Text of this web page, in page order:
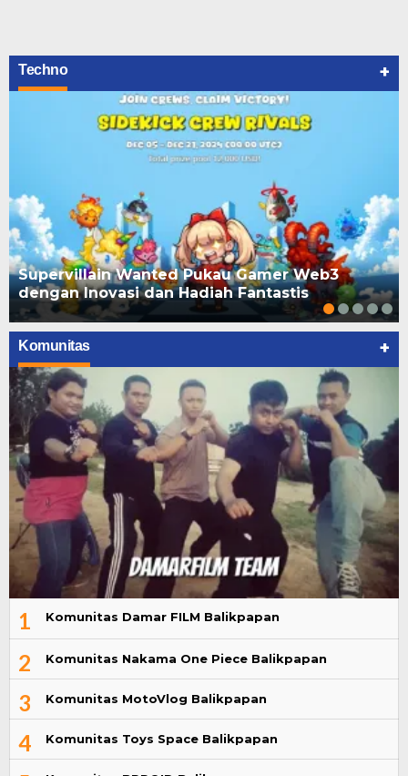
Techno +
Supervillain Wanted Pukau Gamer Web3
dengan Inovasi dan Hadiah Fantastis
Komunitas +
1 Komunitas Damar FILM Balikpapan
2 Komunitas Nakama One Piece Balikpapan
3 Komunitas MotoVlog Balikpapan
4 Komunitas Toys Space Balikpapan